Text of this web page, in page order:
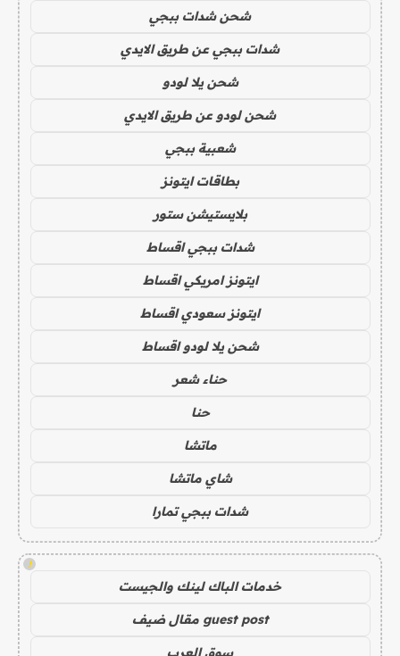
شحن شدات ببجي
شدات ببجي عن طريق الايدي
شحن يلا لودو
شحن لودو عن طريق الايدي
شعبية ببجي
بطاقات ايتونز
بلايستيشن ستور
شدات ببجي اقساط
ايتونز امريكي اقساط
ايتونز سعودي اقساط
شحن يلا لودو اقساط
حناء شعر
حنا
ماتشا
شاي ماتشا
شدات ببجي تمارا
!
خدمات الباك لينك والجيست
guest post مقال ضيف
سوق العرب